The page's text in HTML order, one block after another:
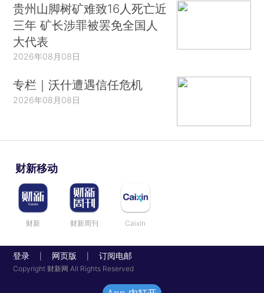
贵州山脚树矿难致16人死亡近
三年 矿长涉罪被罢免全国人
大代表
2026年08月08日
专栏｜沃什遭遇信任危机
2026年08月08日
财新移动
财新 财新周刊 Caixin
登录 网页版 订阅电邮
Copyright 财新网 All Rights Reserved